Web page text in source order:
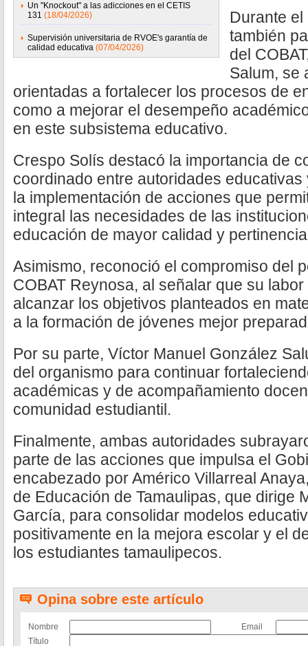
Un "Knockout" a las adicciones en el CETIS
131 (18/04/2026)
Supervisión universitaria de RVOE's garantía de
calidad educativa (07/04/2026)
Durante
también
del
Salum, se
orientadas a fortalecer los procesos de
como a mejorar el desempeño
en este subsistema educativo.
Crespo Solís destacó la importancia de
coordinado entre autoridades
la implementación de acciones que
integral las necesidades de las
educación de mayor calidad y
Asimismo, reconoció el compromiso del
COBAT Reynosa, al señalar que su
alcanzar los objetivos planteados en
a la formación de jóvenes mejor
Por su parte, Víctor Manuel González
del organismo para continuar
académicas y de acompañamiento
comunidad estudiantil.
Finalmente, ambas autoridades
parte de las acciones que impulsa el
encabezado por Américo Villarreal
de Educación de Tamaulipas, que dirige
García, para consolidar modelos
positivamente en la mejora escolar y el
los estudiantes tamaulipecos.
Opina sobre este artículo
Nombre
Email
Título